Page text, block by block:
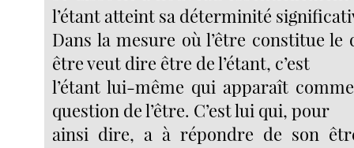
l’étant atteint sa déterminité
Dans la mesure où l’être constitue le
être veut dire être de l’étant, c’est
l’étant lui-même qui apparaît
question de l’être. C’est lui qui, pour
ainsi dire, a à répondre de son